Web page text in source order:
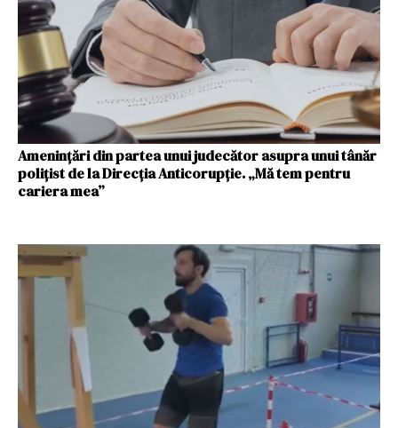
Amenințări din partea unui judecător asupra unui tânăr
polițist de la Direcția Anticorupție. „Mă tem pentru
cariera mea”